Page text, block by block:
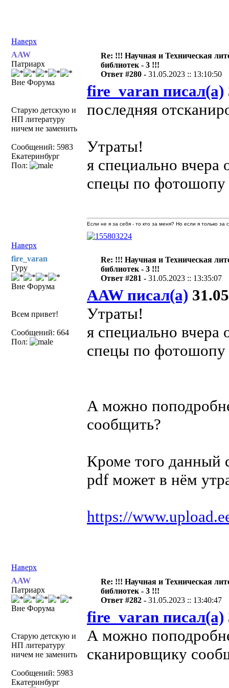
Наверх
AAW
Патриарх
Вне Форума
Старую детскую и
НП литературу
ничем не заменить
Сообщений: 5983
Екатеринбург
Пол:
Re: !!! Научная и Техническая
библиотек - 3 !!!
Ответ #280 -31.05.2023 :: 13:10:50
fire_varan писал(а)
последняя
Утраты!
я специально вчера
спецы по фотошопу
Наверх
Если не я за себя - то кто за меня? Но если я только
fire_varan
Гуру
Вне Форума
Всем привет!
Сообщений: 664
Пол:
Re: !!! Научная и Техническая
библиотек - 3 !!!
Ответ #281 -31.05.2023 :: 13:35:07
AAW писал(а)
Утраты!
я специально вчера
спецы по фотошопу
А можно
сообщить?
Кроме того данный
pdf может в нём
https://
Наверх
AAW
Патриарх
Вне Форума
Старую детскую и
НП литературу
ничем не заменить
Сообщений: 5983
Екатеринбург
Re: !!! Научная и Техническая
библиотек - 3 !!!
Ответ #282 -31.05.2023 :: 13:40:47
fire_varan писал(а)
А можно
сканировщику